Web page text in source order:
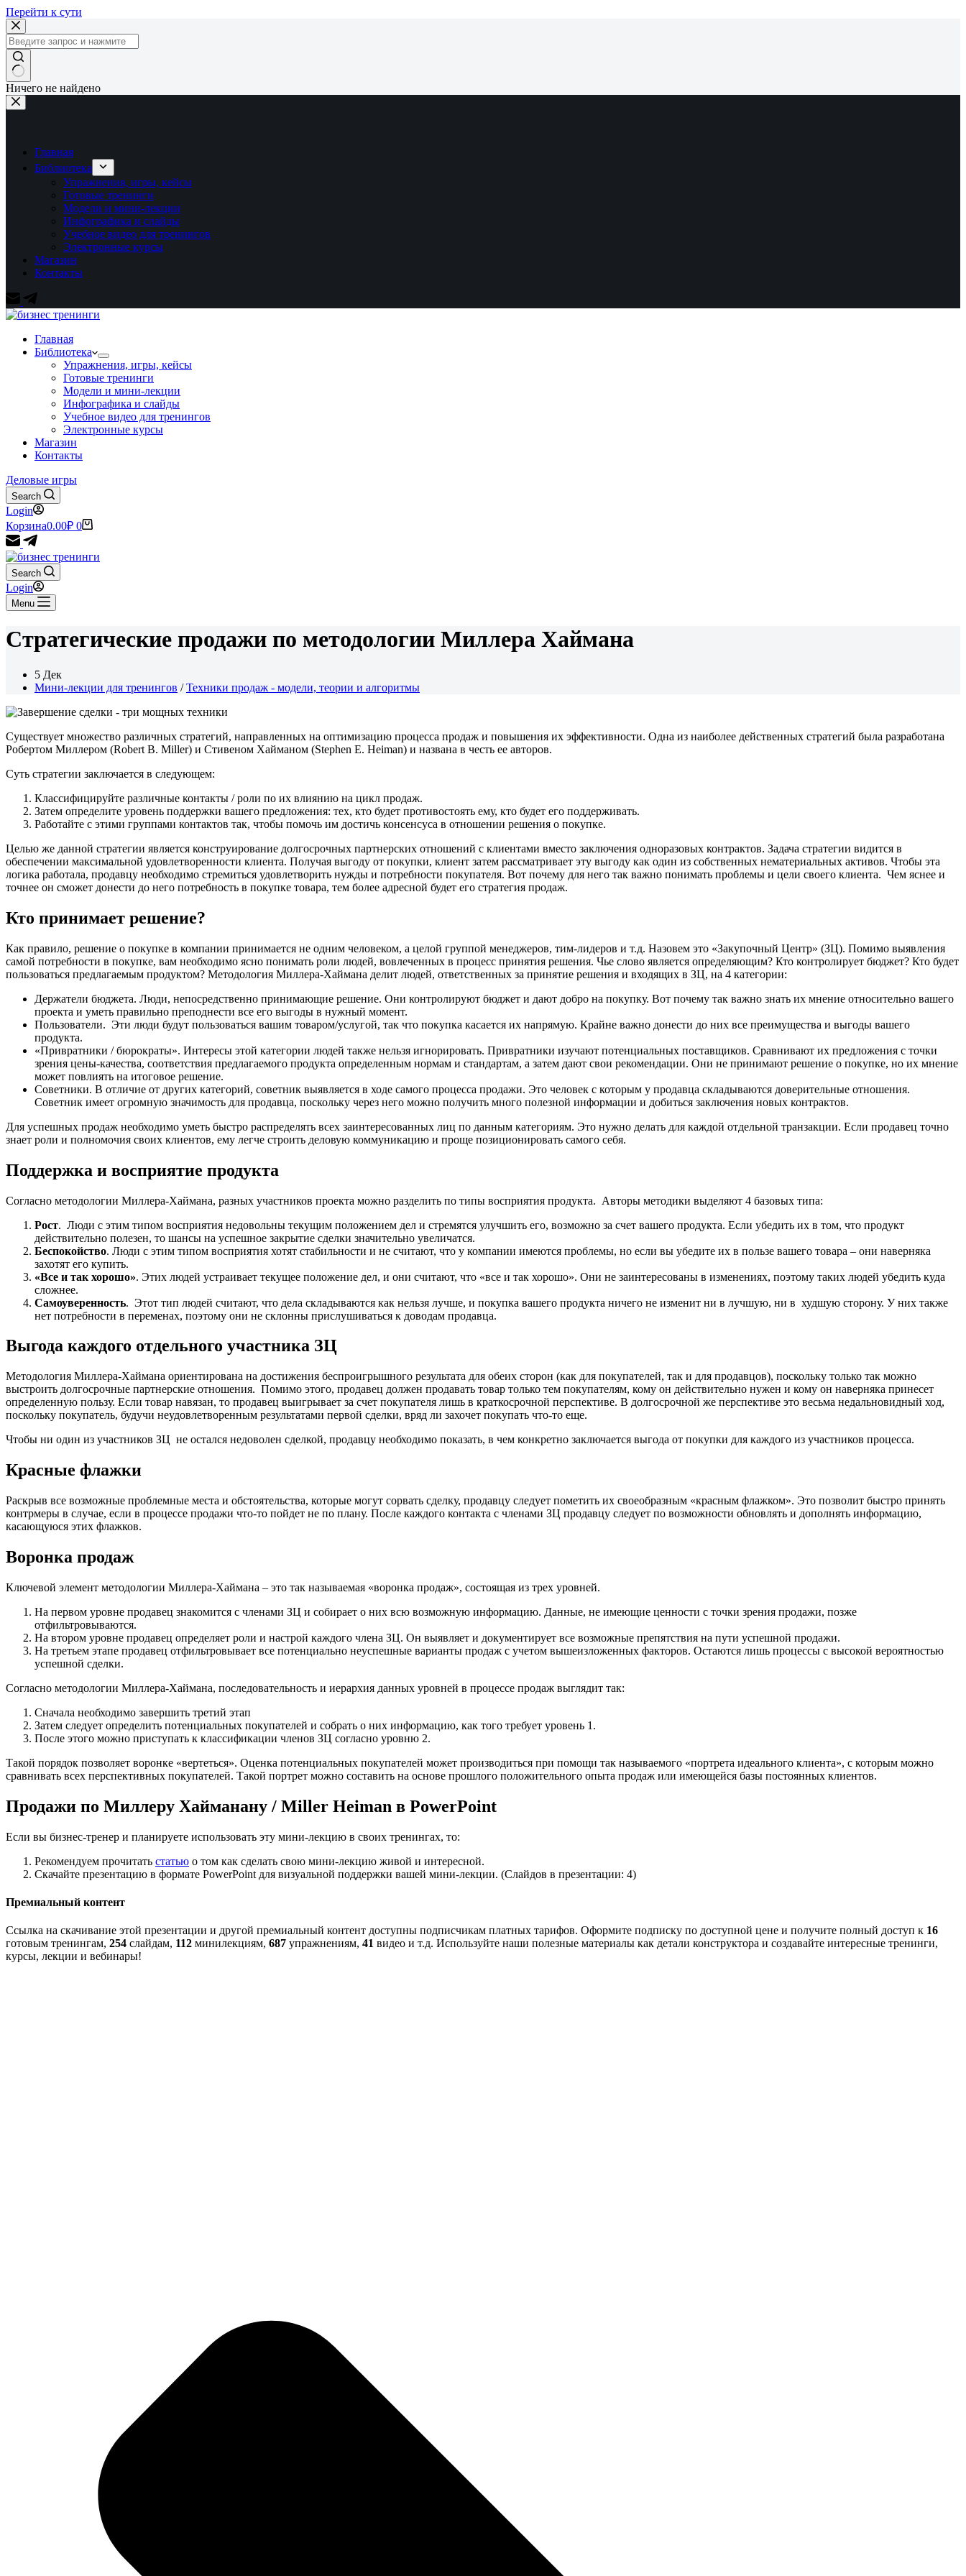
Перейти к сути
Ничего не найдено
Главная
Библиотека
Упражнения, игры, кейсы
Готовые тренинги
Модели и мини-лекции
Инфографика и слайды
Учебное видео для тренингов
Электронные курсы
Магазин
Контакты
Главная
Библиотека
Упражнения, игры, кейсы
Готовые тренинги
Модели и мини-лекции
Инфографика и слайды
Учебное видео для тренингов
Электронные курсы
Магазин
Контакты
Деловые игры
Search
Login
Корзина0.00₽ 0
Search
Login
Menu
Стратегические продажи по методологии Миллера Хаймана
5 Дек
Мини-лекции для тренингов /Техники продаж - модели, теории и алгоритмы
Существует множество различных стратегий, направленных на оптимизацию процесса продаж и повышения их эффективности. Одна из наиболее действенных стратегий была разработана
Робертом Миллером (Robert B. Miller) и Стивеном Хайманом (Stephen E. Heiman) и названа в честь ее авторов.
Суть стратегии заключается в следующем:
Классифицируйте различные контакты / роли по их влиянию на цикл продаж.
Затем определите уровень поддержки вашего предложения: тех, кто будет противостоять ему, кто будет его поддерживать.
Работайте с этими группами контактов так, чтобы помочь им достичь консенсуса в отношении решения о покупке.
Целью же данной стратегии является конструирование долгосрочных партнерских отношений с клиентами вместо заключения одноразовых контрактов. Задача стратегии видится в
обеспечении максимальной удовлетворенности клиента. Получая выгоду от покупки, клиент затем рассматривает эту выгоду как один из собственных нематериальных активов. Чтобы эта
логика работала, продавцу необходимо стремиться удовлетворить нужды и потребности покупателя. Вот почему для него так важно понимать проблемы и цели своего клиента. Чем яснее и
точнее он сможет донести до него потребность в покупке товара, тем более адресной будет его стратегия продаж.
Кто принимает решение?
Как правило, решение о покупке в компании принимается не одним человеком, а целой группой менеджеров, тим-лидеров и т.д. Назовем это «Закупочный Центр» (ЗЦ). Помимо выявления
самой потребности в покупке, вам необходимо ясно понимать роли людей, вовлеченных в процесс принятия решения. Чье слово является определяющим? Кто контролирует бюджет? Кто будет
пользоваться предлагаемым продуктом? Методология Миллера-Хаймана делит людей, ответственных за принятие решения и входящих в ЗЦ, на 4 категории:
Держатели бюджета. Люди, непосредственно принимающие решение. Они контролируют бюджет и дают добро на покупку. Вот почему так важно знать их мнение относительно вашего
проекта и уметь правильно преподнести все его выгоды в нужный момент.
Пользователи. Эти люди будут пользоваться вашим товаром/услугой, так что покупка касается их напрямую. Крайне важно донести до них все преимущества и выгоды вашего
продукта.
«Привратники / бюрократы». Интересы этой категории людей также нельзя игнорировать. Привратники изучают потенциальных поставщиков. Сравнивают их предложения с точки
зрения цены-качества, соответствия предлагаемого продукта определенным нормам и стандартам, а затем дают свои рекомендации. Они не принимают решение о покупке, но их мнение
может повлиять на итоговое решение.
Советники. В отличие от других категорий, советник выявляется в ходе самого процесса продажи. Это человек с которым у продавца складываются доверительные отношения.
Советник имеет огромную значимость для продавца, поскольку через него можно получить много полезной информации и добиться заключения новых контрактов.
Для успешных продаж необходимо уметь быстро распределять всех заинтересованных лиц по данным категориям. Это нужно делать для каждой отдельной транзакции. Если продавец точно
знает роли и полномочия своих клиентов, ему легче строить деловую коммуникацию и проще позиционировать самого себя.
Поддержка и восприятие продукта
Согласно методологии Миллера-Хаймана, разных участников проекта можно разделить по типы восприятия продукта. Авторы методики выделяют 4 базовых типа:
Рост. Люди с этим типом восприятия недовольны текущим положением дел и стремятся улучшить его, возможно за счет вашего продукта. Если убедить их в том, что продукт
действительно полезен, то шансы на успешное закрытие сделки значительно увеличатся.
Беспокойство. Люди с этим типом восприятия хотят стабильности и не считают, что у компании имеются проблемы, но если вы убедите их в пользе вашего товара – они наверняка
захотят его купить.
«Все и так хорошо». Этих людей устраивает текущее положение дел, и они считают, что «все и так хорошо». Они не заинтересованы в изменениях, поэтому таких людей убедить куда
сложнее.
Самоуверенность. Этот тип людей считают, что дела складываются как нельзя лучше, и покупка вашего продукта ничего не изменит ни в лучшую, ни в худшую сторону. У них также
нет потребности в переменах, поэтому они не склонны прислушиваться к доводам продавца.
Выгода каждого отдельного участника ЗЦ
Методология Миллера-Хаймана ориентирована на достижения беспроигрышного результата для обеих сторон (как для покупателей, так и для продавцов), поскольку только так можно
выстроить долгосрочные партнерские отношения. Помимо этого, продавец должен продавать товар только тем покупателям, кому он действительно нужен и кому он наверняка принесет
определенную пользу. Если товар навязан, то продавец выигрывает за счет покупателя лишь в краткосрочной перспективе. В долгосрочной же перспективе это весьма недальновидный ход,
поскольку покупатель, будучи неудовлетворенным результатами первой сделки, вряд ли захочет покупать что-то еще.
Чтобы ни один из участников ЗЦ не остался недоволен сделкой, продавцу необходимо показать, в чем конкретно заключается выгода от покупки для каждого из участников процесса.
Красные флажки
Раскрыв все возможные проблемные места и обстоятельства, которые могут сорвать сделку, продавцу следует пометить их своеобразным «красным флажком». Это позволит быстро принять
контрмеры в случае, если в процессе продажи что-то пойдет не по плану. После каждого контакта с членами ЗЦ продавцу следует по возможности обновлять и дополнять информацию,
касающуюся этих флажков.
Воронка продаж
Ключевой элемент методологии Миллера-Хаймана – это так называемая «воронка продаж», состоящая из трех уровней.
На первом уровне продавец знакомится с членами ЗЦ и собирает о них всю возможную информацию. Данные, не имеющие ценности с точки зрения продажи, позже
отфильтровываются.
На втором уровне продавец определяет роли и настрой каждого члена ЗЦ. Он выявляет и документирует все возможные препятствия на пути успешной продажи.
На третьем этапе продавец отфильтровывает все потенциально неуспешные варианты продаж с учетом вышеизложенных факторов. Остаются лишь процессы с высокой вероятностью
успешной сделки.
Согласно методологии Миллера-Хаймана, последовательность и иерархия данных уровней в процессе продаж выглядит так:
Сначала необходимо завершить третий этап
Затем следует определить потенциальных покупателей и собрать о них информацию, как того требует уровень 1.
После этого можно приступать к классификации членов ЗЦ согласно уровню 2.
Такой порядок позволяет воронке «вертеться». Оценка потенциальных покупателей может производиться при помощи так называемого «портрета идеального клиента», с которым можно
сравнивать всех перспективных покупателей. Такой портрет можно составить на основе прошлого положительного опыта продаж или имеющейся базы постоянных клиентов.
Продажи по Миллеру Хайманану / Miller Heiman в PowerPoint
Если вы бизнес-тренер и планируете использовать эту мини-лекцию в своих тренингах, то:
Рекомендуем прочитать статью о том как сделать свою мини-лекцию живой и интересной.
Скачайте презентацию в формате PowerPoint для визуальной поддержки вашей мини-лекции. (Слайдов в презентации: 4)
Премиальный контент
Ссылка на скачивание этой презентации и другой премиальный контент доступны подписчикам платных тарифов. Оформите подписку по доступной цене и получите полный доступ к 16
готовым тренингам, 254 слайдам, 112 минилекциям, 687 упражнениям, 41 видео и т.д. Используйте наши полезные материалы как детали конструктора и создавайте интересные тренинги,
курсы, лекции и вебинары!